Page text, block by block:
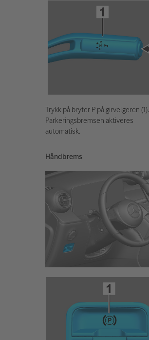
Trykk på bryter P på girvelgeren (1).
Parkeringsbremsen aktiveres
automatisk.
Håndbrems